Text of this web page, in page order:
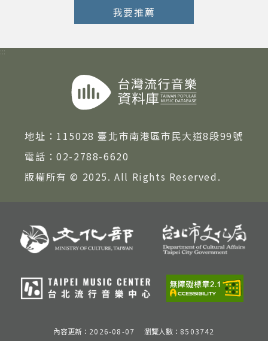
我要推薦
:::
地址： 115028 臺北市南港區市民大道8段99號
電話：02-2788-6620
版權所有 © 2025. All Rights Reserved.
內容更新： 2026-08-07 瀏覽人數： 8503742